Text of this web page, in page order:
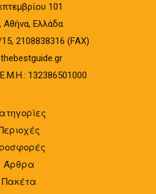
101
Αθήνα, Ελλάδα
2108838316 (FAX)
132386501000
Άρθρα
Πακέτα